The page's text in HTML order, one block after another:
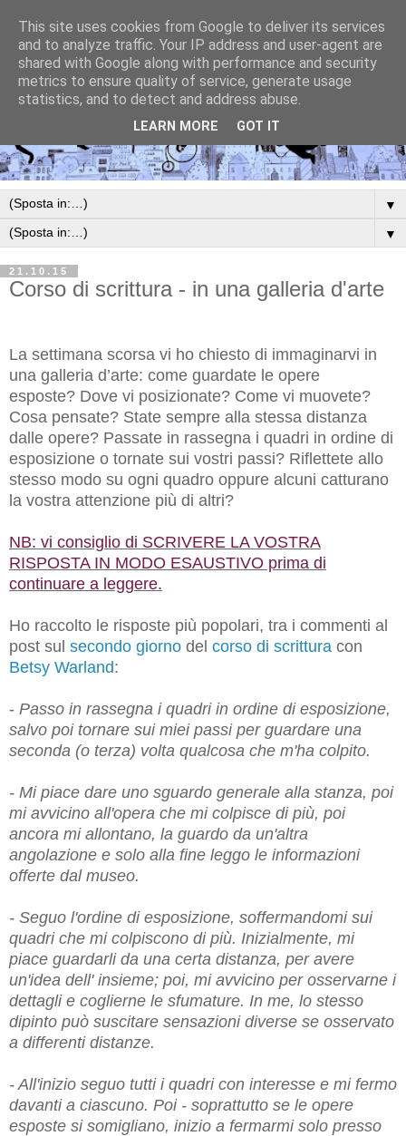
▼
▼
21.10.15
Corso di scrittura - in una galleria d'arte
La settimana scorsa vi ho chiesto di immaginarvi in
una galleria d’arte: come guardate le opere
esposte? Dove vi posizionate? Come vi muovete?
Cosa pensate? State sempre alla stessa distanza
dalle opere? Passate in rassegna i quadri in ordine di
esposizione o tornate sui vostri passi? Riflettete allo
stesso modo su ogni quadro oppure alcuni catturano
la vostra attenzione più di altri?
NB: vi consiglio di SCRIVERE LA VOSTRA
RISPOSTA IN MODO ESAUSTIVO prima di
continuare a leggere.
Ho raccolto le risposte più popolari, tra i commenti al
post sul secondo giorno del corso di scrittura con
Betsy Warland:
- Passo in rassegna i quadri in ordine di esposizione,
salvo poi tornare sui miei passi per guardare una
seconda (o terza) volta qualcosa che m'ha colpito.
- Mi piace dare uno sguardo generale alla stanza, poi
mi avvicino all'opera che mi colpisce di più, poi
ancora mi allontano, la guardo da un'altra
angolazione e solo alla fine leggo le informazioni
offerte dal museo.
- Seguo l'ordine di esposizione, soffermandomi sui
quadri che mi colpiscono di più. Inizialmente, mi
piace guardarli da una certa distanza, per avere
un'idea dell' insieme; poi, mi avvicino per osservarne i
dettagli e coglierne le sfumature. In me, lo stesso
dipinto può suscitare sensazioni diverse se osservato
a differenti distanze.
- All'inizio seguo tutti i quadri con interesse e mi fermo
davanti a ciascuno. Poi - soprattutto se le opere
esposte si somigliano, inizio a fermarmi solo presso
This site uses cookies from Google to deliver its services
and to analyze traffic. Your IP address and user-agent are
shared with Google along with performance and security
metrics to ensure quality of service, generate usage
statistics, and to detect and address abuse.
LEARN MORE GOT IT